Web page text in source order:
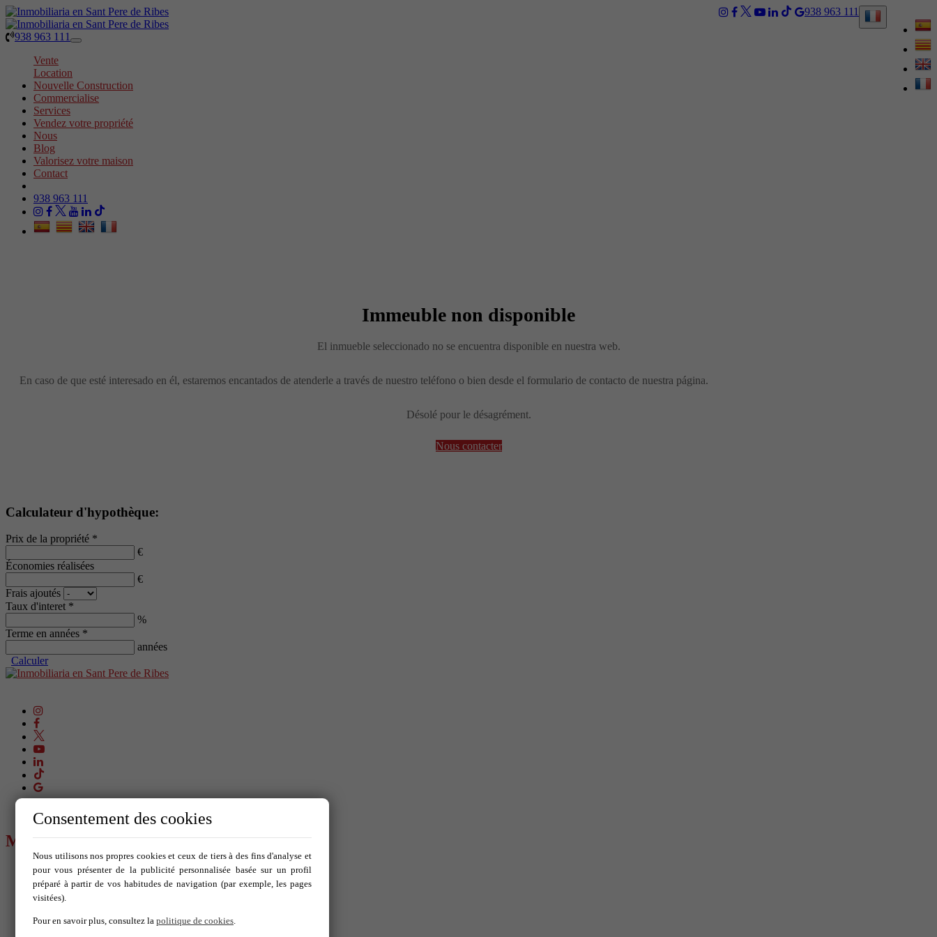
938 963 111
938 963 111
Toggle
Vente
Location
Nouvelle Construction
Commercialise
Services
Vendez votre propriété
Nous
Blog
Valorisez votre maison
Contact
938 963 111
Immeuble non disponible
El inmueble seleccionado no se encuentra disponible en nuestra web.
En caso de que esté interesado en él, estaremos encantados de atenderle a través de nuestro teléfono o bien desde el formulario de contacto de nuestra página.
Désolé pour le désagrément.
Nous contacter
Calculateur d'hypothèque:
Prix de la propriété *
€
Économies réalisées
€
Frais ajoutés
Taux d'interet *
%
Terme en années *
années
Calculer
MENU
Acheter
Louer
Vendez votre propriété
Blog
Consentement des cookies
Nous utilisons nos propres cookies et ceux de tiers à des fins d'analyse et
pour vous présenter de la publicité personnalisée basée sur un profil
préparé à partir de vos habitudes de navigation (par exemple, les pages
visitées).
Pour en savoir plus, consultez la politique de cookies.